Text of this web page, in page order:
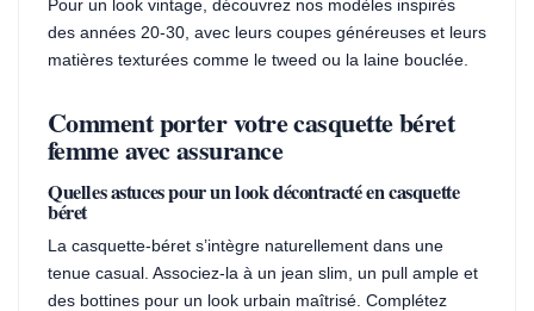
Pour un look vintage, découvrez nos modèles inspirés
des années 20-30, avec leurs coupes généreuses et leurs
matières texturées comme le tweed ou la laine bouclée.
Comment porter votre casquette béret
femme avec assurance
Quelles astuces pour un look décontracté en casquette
béret
La casquette-béret s’intègre naturellement dans une
tenue casual. Associez-la à un jean slim, un pull ample et
des bottines pour un look urbain maîtrisé. Complétez